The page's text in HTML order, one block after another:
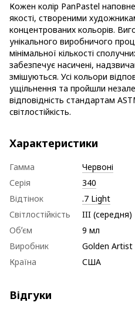
Кожен колір PanPastel
якості, створеними
концентрованих кольорів.
унікального виробничого
мінімальної кількості
забезпечує насичені,
змішуються. Усі кольори
ущільнення та пройшли
відповідність стандартам
світлостійкість.
Характеристики
Гамма
Червоні
Серія
340
Відтінок
.7 Light
Світлостійкість
III (середня)
Обʼєм
9 мл
Виробник
Golden Artist
Країна
США
Відгуки